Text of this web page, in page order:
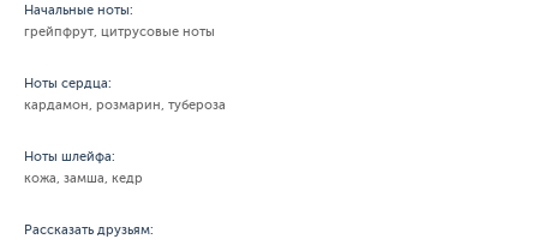
Начальные ноты:
грейпфрут, цитрусовые ноты
Ноты сердца:
кардамон, розмарин, тубероза
Ноты шлейфа:
кожа, замша, кедр
Рассказать друзьям: